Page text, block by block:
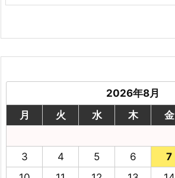
2026年8月
月
火 水 木 金
3
4 5 6 7